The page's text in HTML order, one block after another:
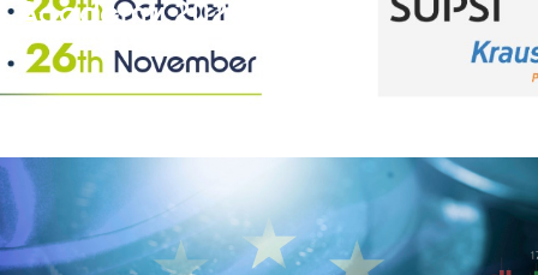
Academy 2026